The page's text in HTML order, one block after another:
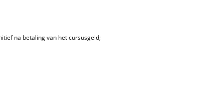
na betaling van het cursusgeld;